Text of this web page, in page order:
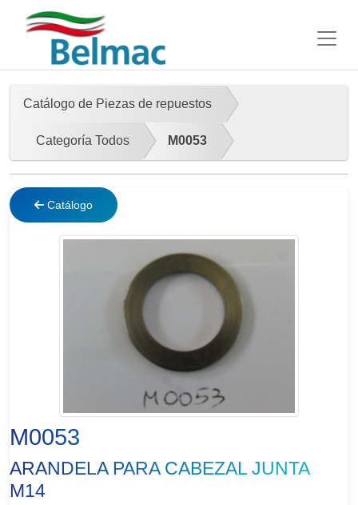
Catálogo de Piezas de repuestos
Categoría Todos M0053
Catálogo
M0053
ARANDELA PARA CABEZAL JUNTA
M14